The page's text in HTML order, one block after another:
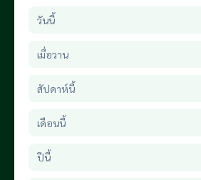
วันนี้
เมื่อวาน
สัปดาห์นี้
เดือนนี้
ปีนี้